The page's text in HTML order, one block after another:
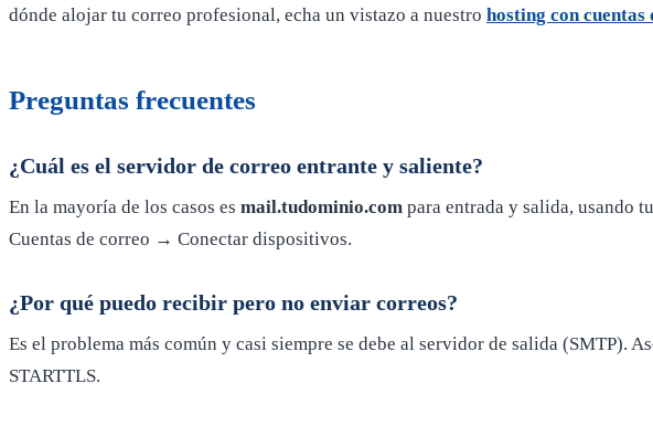
dónde alojar tu correo profesional, echa un vistazo a nuestro hosting con
Preguntas frecuentes
¿Cuál es el servidor de correo entrante y saliente?
En la mayoría de los casos es mail.tudominio.com para entrada y salida, usando
Cuentas de correo → Conectar dispositivos.
¿Por qué puedo recibir pero no enviar correos?
Es el problema más común y casi siempre se debe al servidor de salida (SMTP).
STARTTLS.